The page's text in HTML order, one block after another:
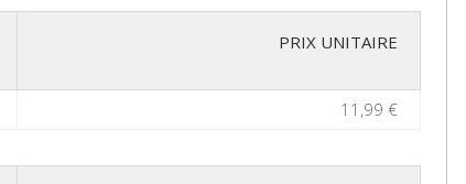
PRIX UNITAIRE
11,99 €